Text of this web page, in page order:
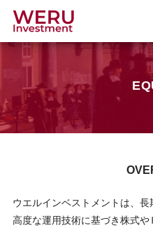
ウエルインベストメントは、
高度な運用技術に基づき株式や